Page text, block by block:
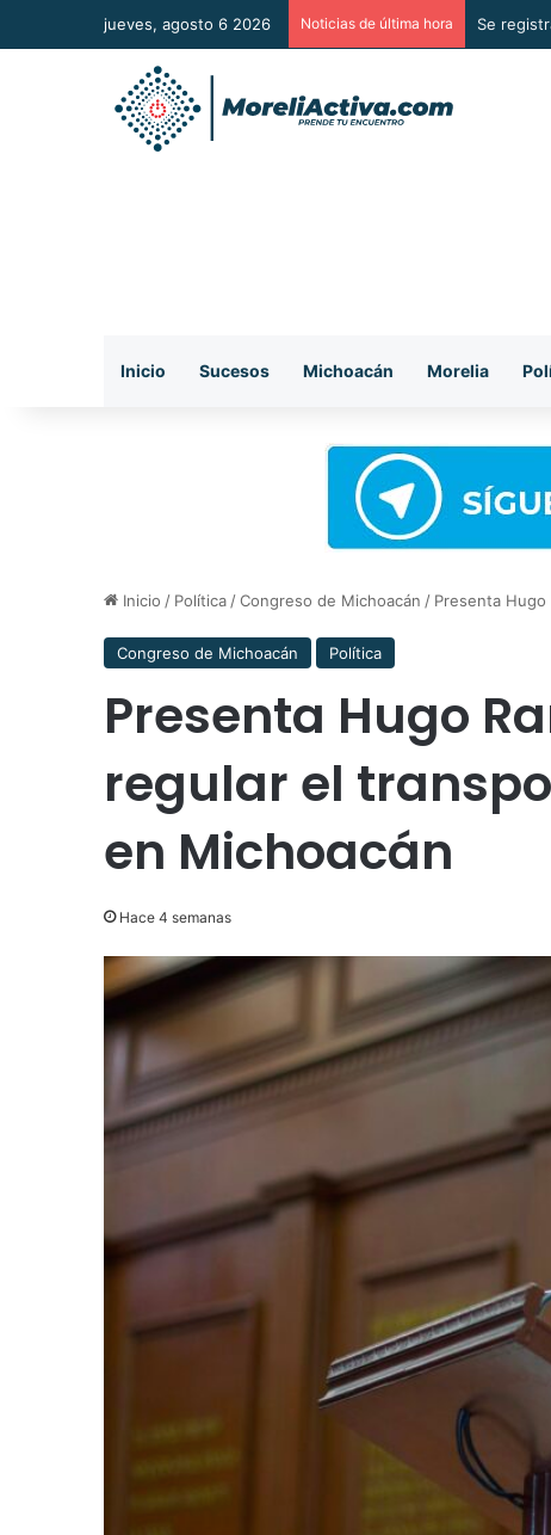
jueves, agosto 6 2026 Noticias de última hora Mezcal
Inicio Sucesos Michoacán Morelia
Inicio / Política /Congreso de Michoacán / Presenta
Congreso de Michoacán Política
Presenta Hugo
regular el
en Michoacán
Hace 4 semanas